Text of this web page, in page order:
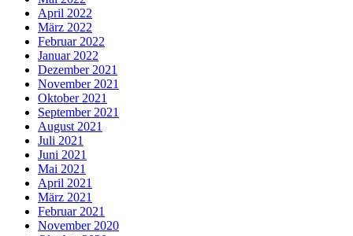
April 2022
März 2022
Februar 2022
Januar 2022
Dezember 2021
November 2021
Oktober 2021
September 2021
August 2021
Juli 2021
Juni 2021
Mai 2021
April 2021
März 2021
Februar 2021
November 2020